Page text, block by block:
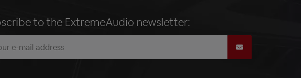
to the ExtremeAudio newsletter: